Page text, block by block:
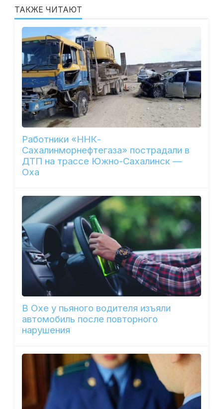
ТАКЖЕ ЧИТАЮТ
Работники «ННК-
Сахалинморнефтегаза» пострадали в
ДТП на трассе Южно-Сахалинск —
Оха
В Охе у пьяного водителя изъяли
автомобиль после повторного
нарушения